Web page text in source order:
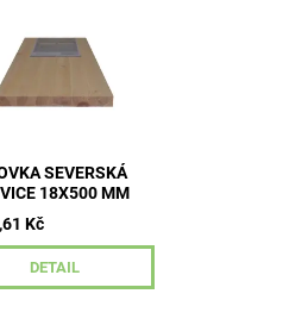
lamela kvalita
SEVERSKÁ
18X500 MM
Kč
DETAIL